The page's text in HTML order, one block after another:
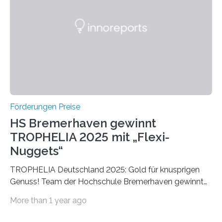
Foundation, des BIAL Award in Biomedicine ist in
Förderungen Preise
HS Bremerhaven gewinnt
TROPHELIA 2025 mit „Flexi-
Nuggets“
TROPHELIA Deutschland 2025: Gold für knusprigen
Genuss! Team der Hochschule Bremerhaven gewinnt
ECOTROPHELIAMit der Produktidee “Flexi-Nuggets”
More than 1 year ago